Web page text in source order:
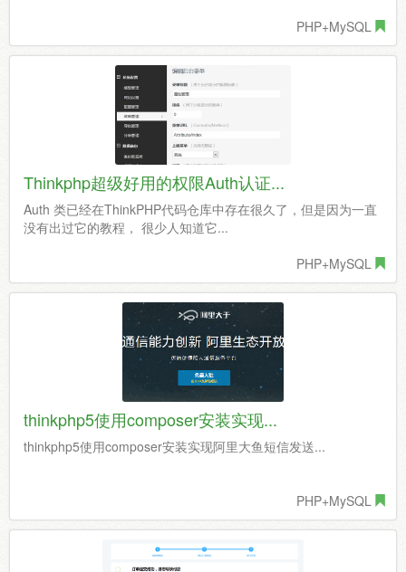
PHP+MySQL
Thinkphp超级好用的权限Auth认证...
Auth 类已经在ThinkPHP代码仓库中存在很久了，但是因为一直
没有出过它的教程， 很少人知道它...
PHP+MySQL
thinkphp5使用composer安装实现...
thinkphp5使用composer安装实现阿里大鱼短信发送...
PHP+MySQL